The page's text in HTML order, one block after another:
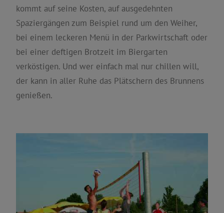
kommt auf seine Kosten, auf ausgedehnten
Spaziergängen zum Beispiel rund um den Weiher,
bei einem leckeren Menü in der Parkwirtschaft oder
bei einer deftigen Brotzeit im Biergarten
verköstigen. Und wer einfach mal nur chillen will,
der kann in aller Ruhe das Plätschern des Brunnens
genießen.